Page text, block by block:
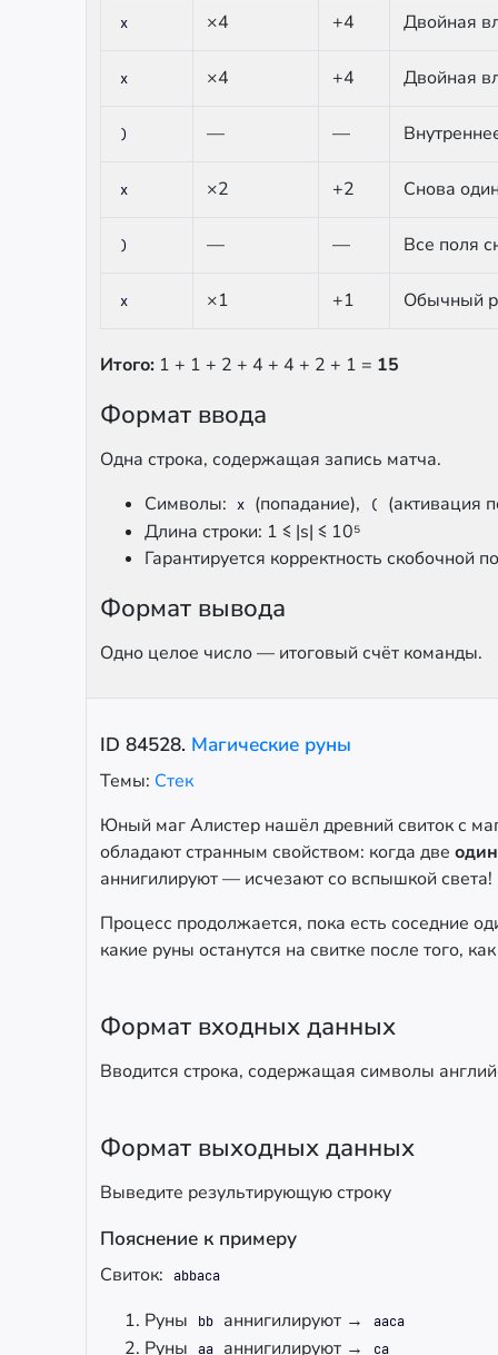
x ×4 +4 Двойная
x ×4 +4 Двойная
) — —
x ×2 +2 Снова
) — — Все поля
x ×1 +1 Обычный
Итого: 1 + 1 + 2 + 4 + 4 + 2 + 1 = 15
Формат ввода
Одна строка, содержащая запись матча.
Символы:
x (попадание), (
(активация
Длина строки: 1 ≤ |s| ≤ 10⁵
Гарантируется корректность скобочной
Формат вывода
Одно целое число — итоговый счёт команды.
ID 84528. Магические руны
Темы: Стек
Юный маг Алистер нашёл древний свиток с
обладают странным свойством: когда две
аннигилируют — исчезают со вспышкой света!
Процесс продолжается, пока есть соседние
какие руны останутся на свитке после того,
Формат входных данных
Вводится строка, содержащая символы
Формат выходных данных
Выведите результирующую строку
Пояснение к примеру
Свиток: abbaca
Руны bb аннигилируют → aaca
Руны aa аннигилируют → ca